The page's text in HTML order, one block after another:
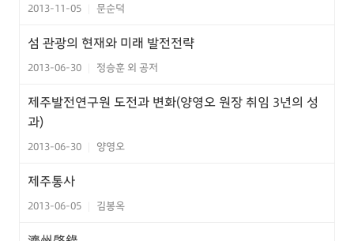
2013-11-05 문순덕
섬 관광의 현재와 미래 발전전략
2013-06-30 정승훈 외 공저
제주발전연구원 도전과 변화(양영오 원장 취임 3년의 성
과)
2013-06-30 양영오
제주통사
2013-06-05 김봉옥